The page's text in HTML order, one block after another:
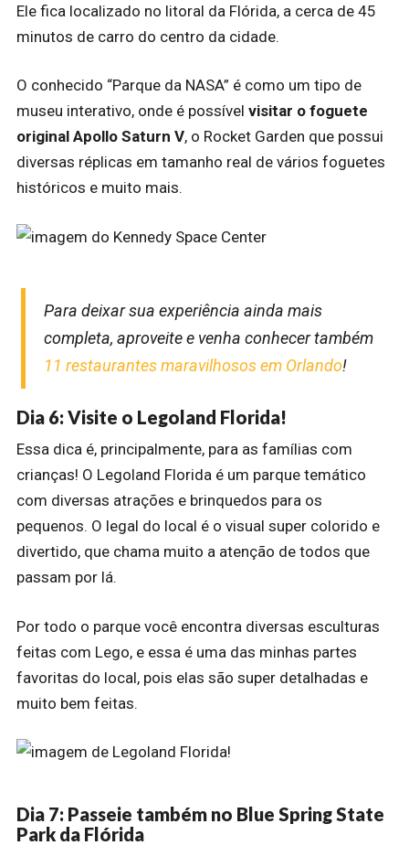
Ele fica localizado no litoral da Flórida, a cerca de 45
minutos de carro do centro da cidade.
O conhecido “Parque da NASA” é como um tipo de
museu interativo, onde é possível visitar o foguete
original Apollo Saturn V, o Rocket Garden que possui
diversas réplicas em tamanho real de vários foguetes
históricos e muito mais.
Para deixar sua experiência ainda mais
completa, aproveite e venha conhecer também
11 restaurantes maravilhosos em Orlando!
Dia 6: Visite o Legoland Florida!
Essa dica é, principalmente, para as famílias com
crianças! O Legoland Florida é um parque temático
com diversas atrações e brinquedos para os
pequenos. O legal do local é o visual super colorido e
divertido, que chama muito a atenção de todos que
passam por lá.
Por todo o parque você encontra diversas esculturas
feitas com Lego, e essa é uma das minhas partes
favoritas do local, pois elas são super detalhadas e
muito bem feitas.
Dia 7: Passeie também no Blue Spring State
Park da Flórida